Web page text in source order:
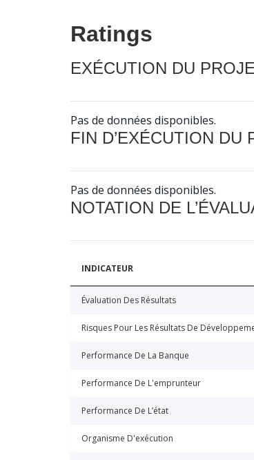
Ratings
EXÉCUTION DU
Pas de données disponibles.
FIN D’EXÉCUTION DU
Pas de données disponibles.
NOTATION DE
INDICATEUR
Évaluation Des Résultats
Risques Pour Les Résultats De
Performance De La Banque
Performance De L'emprunteur
Performance De L’état
Organisme D'exécution